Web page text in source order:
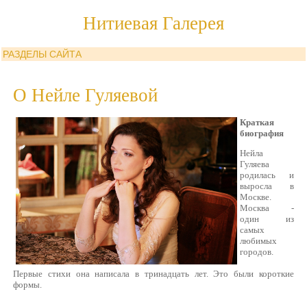
Нитиевая Галерея
РАЗДЕЛЫ САЙТА
О Нейле Гуляевой
Краткая
биография
Нейла
Гуляева
родилась и
выросла в
Москве.
Москва -
один из
самых
любимых
городов.
Первые стихи она написала в тринадцать лет. Это были короткие
формы.